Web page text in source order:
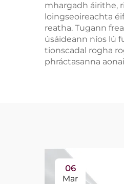
mhargadh áirithe,
loingseoireachta
reatha. Tugann
úsáideann níos lú
tionscadal rogha
phráctasanna
06
Mar